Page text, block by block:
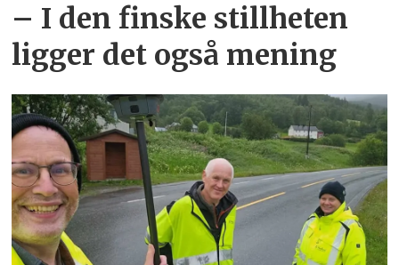
– I den finske stillheten
ligger det også mening